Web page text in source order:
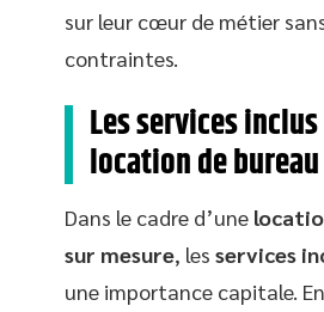
sur leur cœur de métier
contraintes.
Les services
location de
Dans le cadre d’une
sur mesure, les services
une importance capitale.